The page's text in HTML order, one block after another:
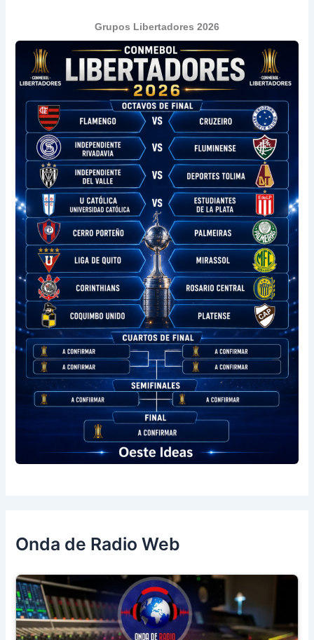
Grupos Libertadores 2026
Onda de Radio Web